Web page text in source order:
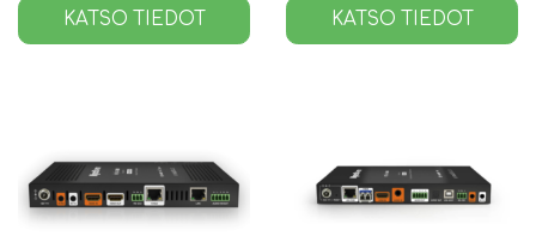
KATSO TIEDOT KATSO TIEDOT